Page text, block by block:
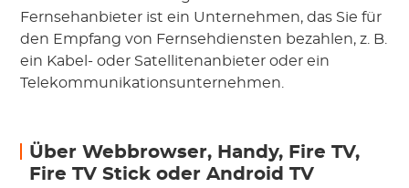
Fernsehanbieter ist ein Unternehmen, das Sie für
den Empfang von Fernsehdiensten bezahlen, z. B.
ein Kabel- oder Satellitenanbieter oder ein
Telekommunikationsunternehmen.
Über Webbrowser, Handy, Fire TV,
Fire TV Stick oder Android TV